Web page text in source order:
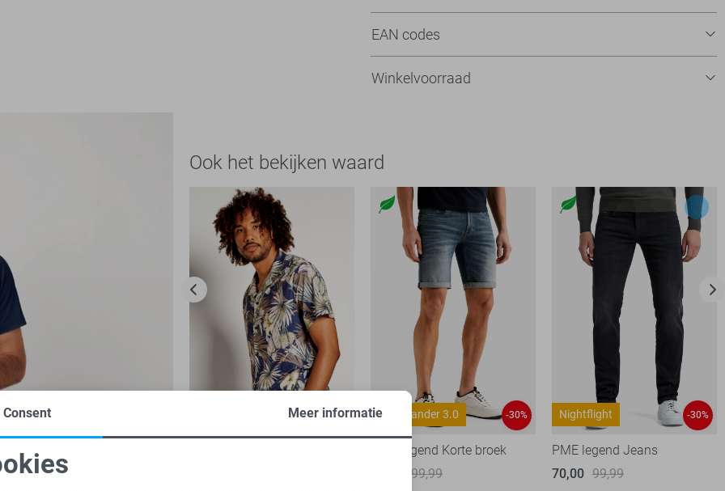
EAN codes
Winkelvoorraad
Ook het bekijken waard
Commander 3.0 -30%
PME legend Korte broek
99,99
Nightflight -30%
PME legend Jeans
70,00 99,99
cookies
Consent Meer informatie